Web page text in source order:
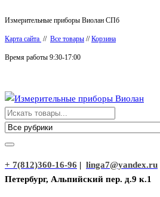
к
содержимому
Измерительные приборы Виолан СПб
Карта сайта // Все товары //Корзина
Время работы 9:30-17:00
Измерительные приборы Виолан
+ 7(812)360-16-96 | linga7@yandex.ru
Петербург, Альпийский пер. д.9 к.1